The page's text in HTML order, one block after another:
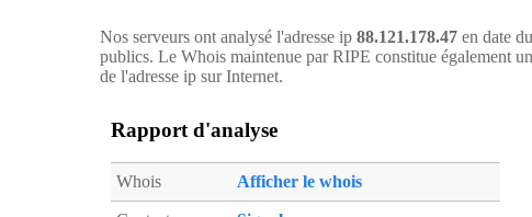
Nos serveurs ont analysé l'adresse ip 88.121.178.47 en date
publics. Le Whois maintenue par RIPE constitue également
de l'adresse ip sur Internet.
Rapport d'analyse
Whois Afficher le whois